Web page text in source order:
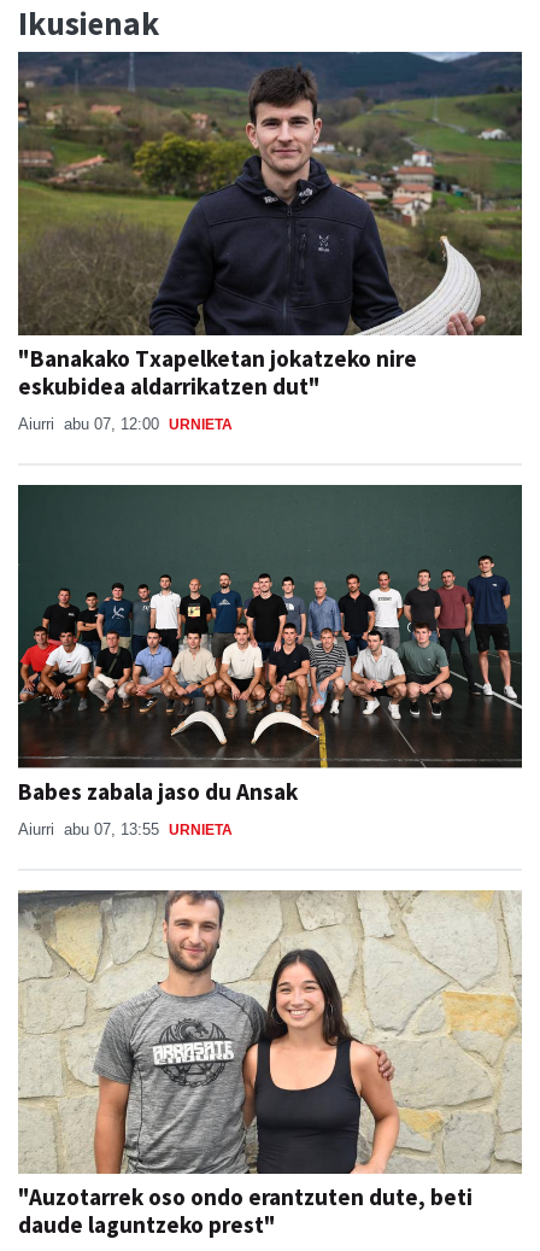
Ikusienak
"Banakako Txapelketan jokatzeko nire
eskubidea aldarrikatzen dut"
Aiurri abu 07, 12:00 URNIETA
Babes zabala jaso du Ansak
Aiurri abu 07, 13:55 URNIETA
"Auzotarrek oso ondo erantzuten dute, beti
daude laguntzeko prest"